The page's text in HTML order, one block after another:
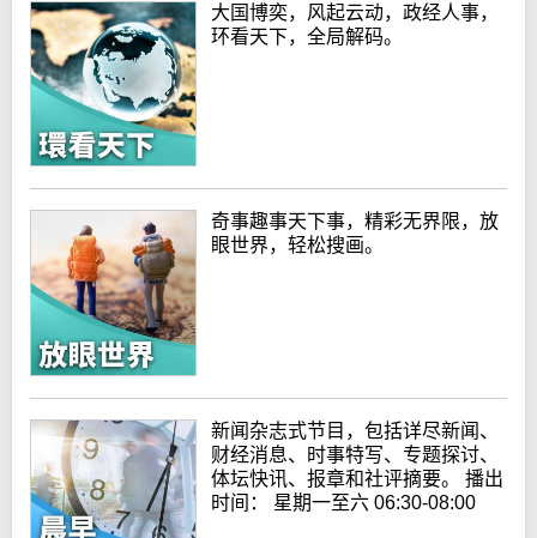
大国博奕，风起云动，政经人事，
环看天下，全局解码。
奇事趣事天下事，精彩无界限，放
眼世界，轻松搜画。
新闻杂志式节目，包括详尽新闻、
财经消息、时事特写、专题探讨、
体坛快讯、报章和社评摘要。 播出
时间： 星期一至六 06:30-08:00